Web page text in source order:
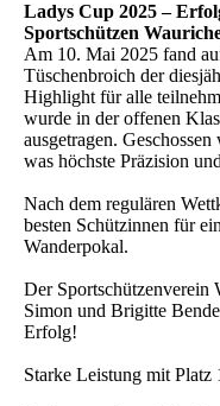
Ladys Cup 2025 –
Sportschützen
Am 10. Mai 2025 fand
Tüschenbroich der
Highlight für alle
wurde in der offenen
ausgetragen.
was höchste Präzision
Nach dem regulären
besten Schützinnen für
Wanderpokal.
Der Sportschützenverein
Simon und Brigitte
Erfolg!
Starke Leistung mit